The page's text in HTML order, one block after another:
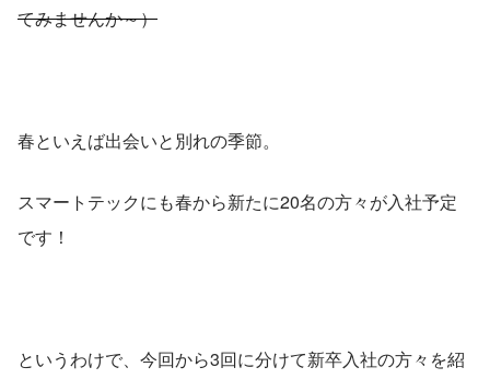
てみませんか～）
春といえば出会いと別れの季節。
スマートテックにも春から新たに20名の方々が入社予定
です！
というわけで、今回から3回に分けて新卒入社の方々を紹